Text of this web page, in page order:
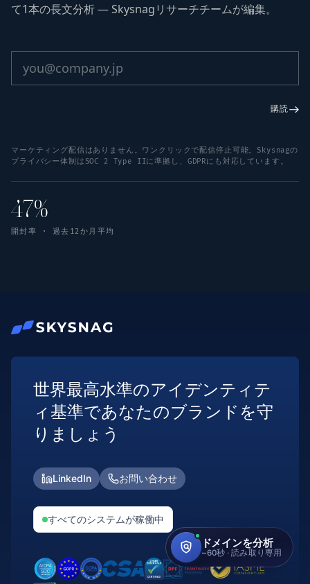
て1本の長文分析 — Skysnagリサーチチームが編集。
購読
マーケティング配信はありません。ワンクリックで配信停止可能。Skysnagの
プライバシー体制はSOC 2 Type IIに準拠し、GDPRにも対応しています。
47%
開封率 · 過去12か月平均
世界最高水準のアイデンティテ
ィ基準であなたのブランドを守
りましょう
LinkedIn お問い合わせ
すべてのシステムが稼働中